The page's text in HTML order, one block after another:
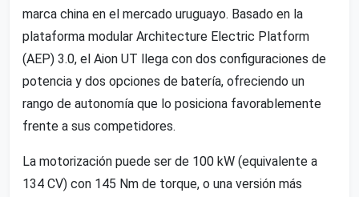
marca china en el mercado uruguayo. Basado en la
plataforma modular Architecture Electric Platform
(AEP) 3.0, el Aion UT llega con dos configuraciones de
potencia y dos opciones de batería, ofreciendo un
rango de autonomía que lo posiciona favorablemente
frente a sus competidores.
La motorización puede ser de 100 kW (equivalente a
134 CV) con 145 Nm de torque, o una versión más